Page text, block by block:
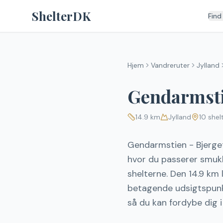
ShelterDK
Hjem Vandreruter Jylland
14.9 km Jylland 10
Gendarmstien -
hvor du passerer
shelterne. Den 14.9
betagende
så du kan fordybe dig